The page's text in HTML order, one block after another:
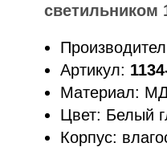
светильником
Артикул:
Материал:
Цвет: Белый
Корпус: